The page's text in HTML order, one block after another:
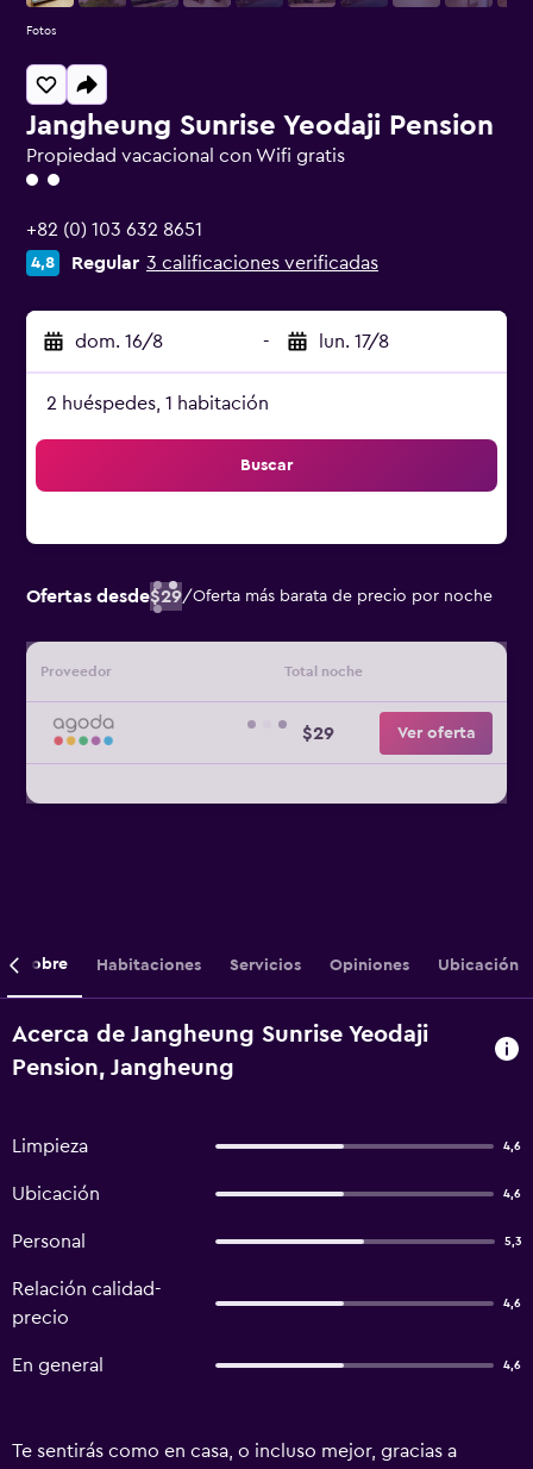
Jangheung Sunrise Yeodaji Pension
Propiedad vacacional con Wifi gratis
Categoría 2
+82 (0) 103 632 8651
4,8 Regular 3 calificaciones verificadas
dom. 16/8 - lun. 17/8
2 huéspedes, 1 habitación
Buscar
Ofertas desde$29/Oferta más barata de precio por noche
Proveedor Total noche
$29 Ver oferta
Fotos
Sobre Habitaciones Servicios Opiniones Ubicación
Acerca de Jangheung Sunrise Yeodaji
Pension, Jangheung
Limpieza 4,6
Ubicación 4,6
Personal 5,3
Relación calidad-
precio
4,6
En general 4,6
Te sentirás como en casa, o incluso mejor, gracias a